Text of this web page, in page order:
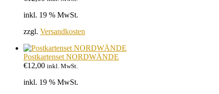
inkl. 19 % MwSt.
zzgl. Versandkosten
Postkartenset NORDWÄNDE
€12,00 inkl. MwSt.
inkl. 19 % MwSt.